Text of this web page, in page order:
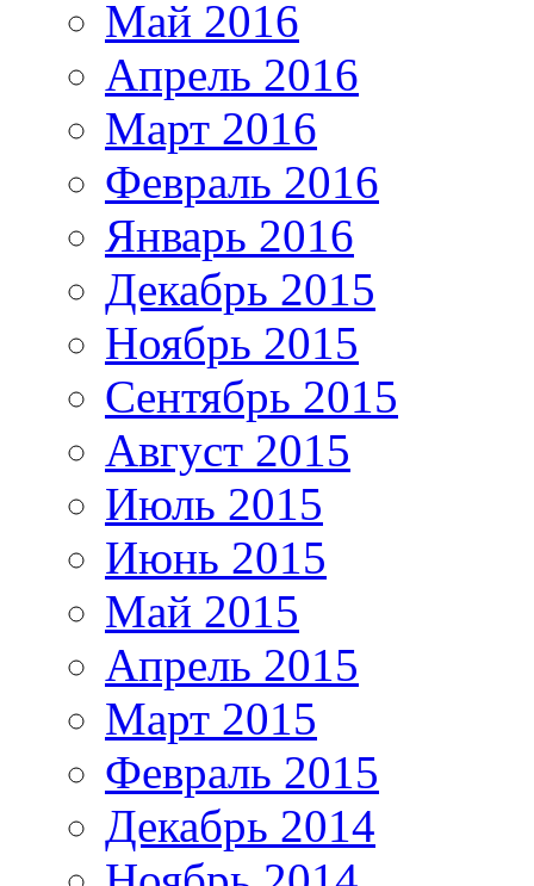
Май 2016
Апрель 2016
Март 2016
Февраль 2016
Январь 2016
Декабрь 2015
Ноябрь 2015
Сентябрь 2015
Август 2015
Июль 2015
Июнь 2015
Май 2015
Апрель 2015
Март 2015
Февраль 2015
Декабрь 2014